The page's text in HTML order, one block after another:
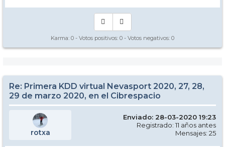
Karma: 0 - Votos positivos: 0 - Votos negativos: 0
Re: Primera KDD virtual Nevasport 2020, 27, 28,
29 de marzo 2020, en el Cibrespacio
rotxa
Enviado: 28-03-2020 19:23
Registrado: 11 años antes
Mensajes: 25